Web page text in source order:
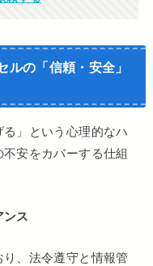
の「信頼・安全」
」という心理的なハ
安をカバーする仕組
ス
、法令遵守と情報管